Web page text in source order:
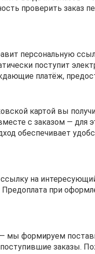
проверить заказ
персональную
поступит
платёж,
картой вы
с заказом — для
обеспечивает
на
при
— мы формируем
заказы.